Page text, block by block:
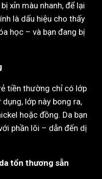
xỉn màu nhanh, để lại
là dấu hiệu cho thấy
học – và bạn đang bị
tiền thường chỉ có lớp
lớp này bong ra,
hoặc đồng. Da bạn
phần lõi – dẫn đến dị
tổn thương sẵn